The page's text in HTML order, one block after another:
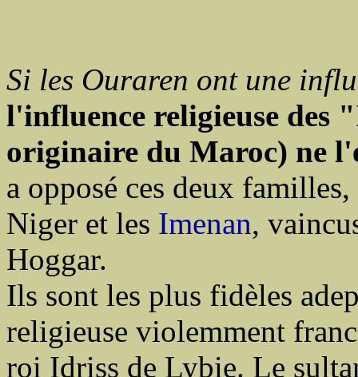
Si les Ouraren ont une
l'influence religieuse des "
originaire du Maroc) ne
a opposé ces deux
Niger et les Imenan,
Hoggar.
Ils sont les plus fidèles
religieuse violemment
roi Idriss de Lybie. Le